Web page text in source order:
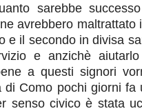
sarebbe
avrebbero maltrattato
e il secondo in divisa
e anzichè
a questi signori
di Como pochi giorni fa
senso civico è stata